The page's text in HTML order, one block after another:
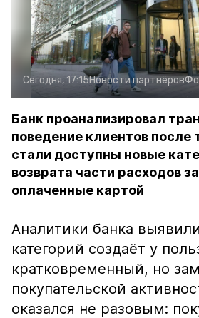
Сегодня, 17:15Новости партнёров
Банк проанализировал
поведение клиентов после
стали доступны новые
возврата части расходов
оплаченные картой
Аналитики банка
категорий создаёт у
кратковременный, но
покупательской
оказался не разовым: